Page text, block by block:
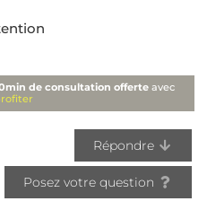
de consultation offerte avec
Répondre
Posez votre question